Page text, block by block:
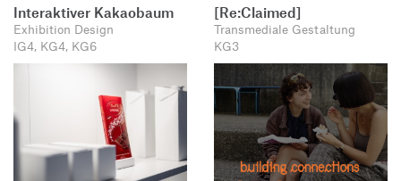
Interaktiver Kakaobaum
Exhibition Design
IG4, KG4, KG6
[Re:Claimed]
Transmediale Gestaltung
KG3